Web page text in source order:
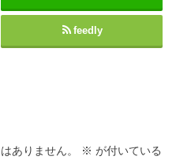
feedly
ありません。 ※ が付いている